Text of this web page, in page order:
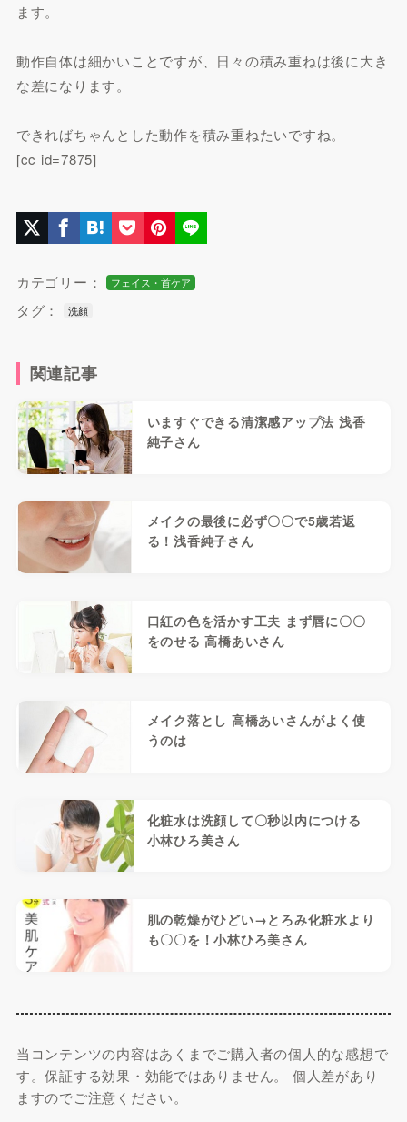
ます。
動作自体は細かいことですが、日々の積み重ねは後に大き
な差になります。
できればちゃんとした動作を積み重ねたいですね。
[cc id=7875]
カテゴリー： フェイス・首ケア
タグ： 洗顔
関連記事
いますぐできる清潔感アップ法 浅香
純子さん
メイクの最後に必ず〇〇で5歳若返
る！浅香純子さん
口紅の色を活かす工夫 まず唇に〇〇
をのせる 高橋あいさん
メイク落とし 高橋あいさんがよく使
うのは
化粧水は洗顔して〇秒以内につける
小林ひろ美さん
肌の乾燥がひどい→とろみ化粧水より
も〇〇を！小林ひろ美さん
当コンテンツの内容はあくまでご購入者の個人的な感想で
す。保証する効果・効能ではありません。 個人差があり
ますのでご注意ください。